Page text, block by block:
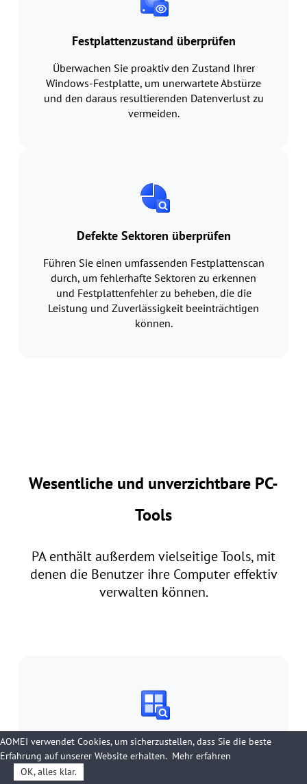
Festplattenzustand überprüfen
Überwachen Sie proaktiv den Zustand Ihrer
Windows-Festplatte, um unerwartete Abstürze
und den daraus resultierenden Datenverlust zu
vermeiden.
Defekte Sektoren überprüfen
Führen Sie einen umfassenden Festplattenscan
durch, um fehlerhafte Sektoren zu erkennen
und Festplattenfehler zu beheben, die die
Leistung und Zuverlässigkeit beeinträchtigen
können.
Wesentliche und unverzichtbare PC-
Tools
PA enthält außerdem vielseitige Tools, mit
denen die Benutzer ihre Computer effektiv
verwalten können.
Windows 11 Update Checker
Sind Sie nicht sicher, ob Ihr PC mit Windows 11
AOMEI verwendet Cookies, um sicherzustellen, dass Sie die beste
Erfahrung auf unserer Website erhalten. Mehr erfahren
OK, alles klar.